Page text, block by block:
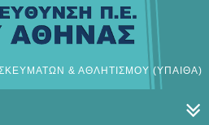
& ΑΘΛΗΤΙΣΜΟΥ (ΥΠΑΙΘΑ)